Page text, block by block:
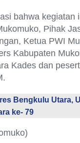
bahwa kegiatan
Pihak
Ketua PWI
Kabupaten
Kades dan
Bengkulu Utara,
ke- 79